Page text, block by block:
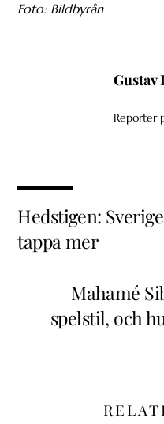
Foto: Bildbyrån
Gustav
Reporter
Hedstigen:
tappa mer
Mahamé
spelstil, och